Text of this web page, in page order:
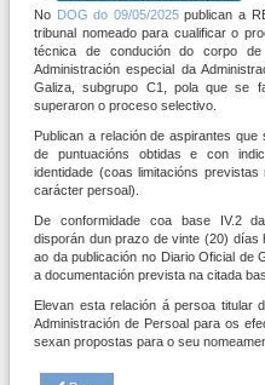
No DOG do 09/05/2025publican a
tribunal nomeado para cualificar o
técnica de condución do corpo
Administración especial da
Galiza, subgrupo C1, pola que se
superaron o proceso selectivo.
Publican a relación de aspirantes
de puntuacións obtidas e con
identidade (coas limitacións
carácter persoal).
De conformidade coa base IV.2
disporán dun prazo de vinte (20) días
ao da publicación no Diario Oficial de
a documentación prevista na citada
Elevan esta relación á persoa titular
Administración de Persoal para os
sexan propostas para o seu